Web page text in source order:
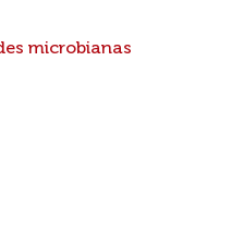
microbianas